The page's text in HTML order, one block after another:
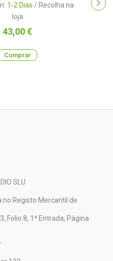
1-2 Dias / Recolha na
loja
Preço
43,00 €
Comprar
SLU
no Registo Mercantil de
Folio 8, 1ª Entrada, Página